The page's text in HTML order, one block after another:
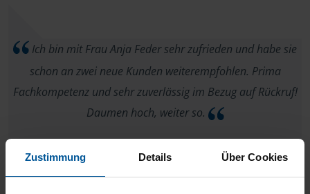
Zustimmung Details Über Cookies
Ich bin mit Frau Anja Feder sehr zufrieden und habe sie
schon an zwei neue Kunden weiterempfohlen. Prima
Fachkompetenz und sehr zuverlässig im Bezug auf Rückruf!
Daumen hoch, weiter so.